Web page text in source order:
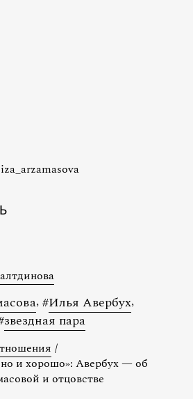
, #Илья Авербух,
звездная пара
/
и хорошо»: Авербух — об
и отцовстве